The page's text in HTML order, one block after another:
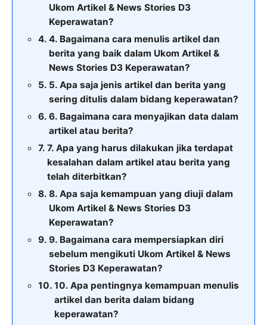
Ukom Artikel & News Stories D3
Keperawatan?
4. Bagaimana cara menulis artikel dan
berita yang baik dalam Ukom Artikel &
News Stories D3 Keperawatan?
5. Apa saja jenis artikel dan berita yang
sering ditulis dalam bidang keperawatan?
6. Bagaimana cara menyajikan data dalam
artikel atau berita?
7. Apa yang harus dilakukan jika terdapat
kesalahan dalam artikel atau berita yang
telah diterbitkan?
8. Apa saja kemampuan yang diuji dalam
Ukom Artikel & News Stories D3
Keperawatan?
9. Bagaimana cara mempersiapkan diri
sebelum mengikuti Ukom Artikel & News
Stories D3 Keperawatan?
10. Apa pentingnya kemampuan menulis
artikel dan berita dalam bidang
keperawatan?